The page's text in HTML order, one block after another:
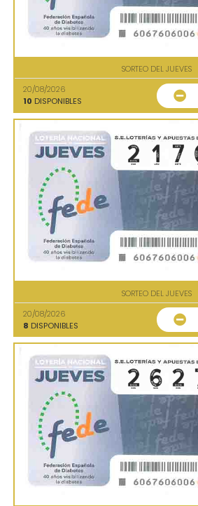
SORTEO DEL JUEVES
20/08/2026
10 DISPONIBLES
SORTEO DEL JUEVES
20/08/2026
8 DISPONIBLES